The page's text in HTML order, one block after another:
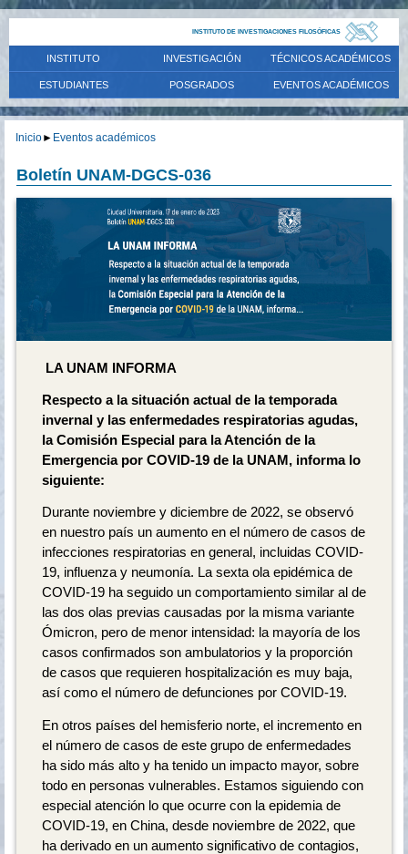
INSTITUTO DE INVESTIGACIONES FILOSÓFICAS
INSTITUTO INVESTIGACIÓN TÉCNICOS ACADÉMICOS
ESTUDIANTES POSGRADOS EVENTOS ACADÉMICOS
Inicio► Eventos académicos
Boletín UNAM-DGCS-036
LA UNAM INFORMA
Respecto a la situación actual de la temporada
invernal y las enfermedades respiratorias agudas,
la Comisión Especial para la Atención de la
Emergencia por COVID-19 de la UNAM, informa lo
siguiente:
Durante noviembre y diciembre de 2022, se observó
en nuestro país un aumento en el número de casos de
infecciones respiratorias en general, incluidas COVID-
19, influenza y neumonía. La sexta ola epidémica de
COVID-19 ha seguido un comportamiento similar al de
las dos olas previas causadas por la misma variante
Ómicron, pero de menor intensidad: la mayoría de los
casos confirmados son ambulatorios y la proporción
de casos que requieren hospitalización es muy baja,
así como el número de defunciones por COVID-19.
En otros países del hemisferio norte, el incremento en
el número de casos de este grupo de enfermedades
ha sido más alto y ha tenido un impacto mayor, sobre
todo en personas vulnerables. Estamos siguiendo con
especial atención lo que ocurre con la epidemia de
COVID-19, en China, desde noviembre de 2022, que
ha derivado en un aumento significativo de contagios,